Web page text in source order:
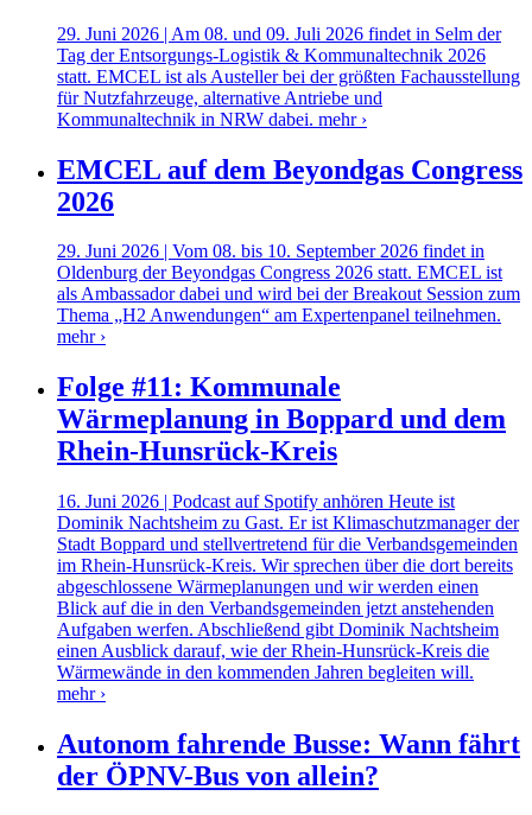
29. Juni 2026 | Am 08. und 09. Juli 2026 findet in Selm der
Tag der Entsorgungs-Logistik & Kommunaltechnik 2026
statt. EMCEL ist als Austeller bei der größten Fachausstellung
für Nutzfahrzeuge, alternative Antriebe und
Kommunaltechnik in NRW dabei. mehr ›
EMCEL auf dem Beyondgas Congress
2026
29. Juni 2026 | Vom 08. bis 10. September 2026 findet in
Oldenburg der Beyondgas Congress 2026 statt. EMCEL ist
als Ambassador dabei und wird bei der Breakout Session zum
Thema „H2 Anwendungen“ am Expertenpanel teilnehmen.
mehr ›
Folge #11: Kommunale
Wärmeplanung in Boppard und dem
Rhein-Hunsrück-Kreis
16. Juni 2026 | Podcast auf Spotify anhören Heute ist
Dominik Nachtsheim zu Gast. Er ist Klimaschutzmanager der
Stadt Boppard und stellvertretend für die Verbandsgemeinden
im Rhein-Hunsrück-Kreis. Wir sprechen über die dort bereits
abgeschlossene Wärmeplanungen und wir werden einen
Blick auf die in den Verbandsgemeinden jetzt anstehenden
Aufgaben werfen. Abschließend gibt Dominik Nachtsheim
einen Ausblick darauf, wie der Rhein-Hunsrück-Kreis die
Wärmewände in den kommenden Jahren begleiten will.
mehr ›
Autonom fahrende Busse: Wann fährt
der ÖPNV-Bus von allein?